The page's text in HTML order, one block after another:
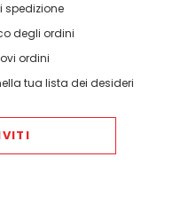
spedizione
degli ordini
ordini
tua lista dei desideri